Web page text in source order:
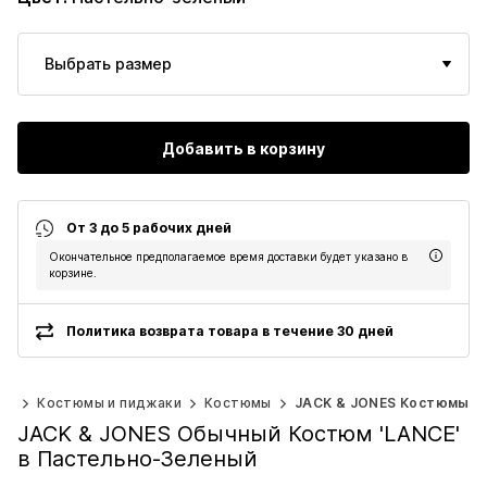
Выбрать размер
Добавить в корзину
От 3 до 5 рабочих дней
Окончательное предполагаемое время доставки будет указано в
корзине.
Политика возврата товара в течение 30 дней
Костюмы и пиджаки Костюмы JACK & JONES Костюмы
JACK & JONES Обычный Костюм 'LANCE'
в Пастельно-Зеленый